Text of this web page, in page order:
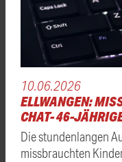
10.06.2026
ELLWANGEN:
CHAT- 46-
Die stundenlangen
missbrauchten